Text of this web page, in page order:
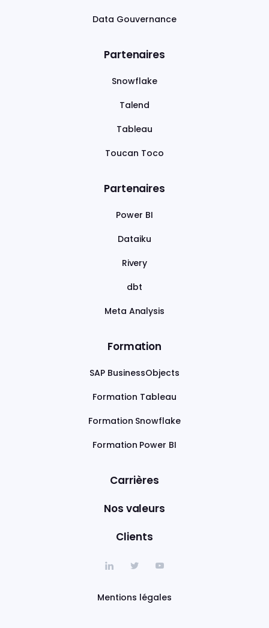
Data Gouvernance
Partenaires
Snowflake
Talend
Tableau
Toucan Toco
Partenaires
Power BI
Dataiku
Rivery
dbt
Meta Analysis
Formation
SAP BusinessObjects
Formation Tableau
Formation Snowflake
Formation Power BI
Carrières
Nos valeurs
Clients
Mentions légales